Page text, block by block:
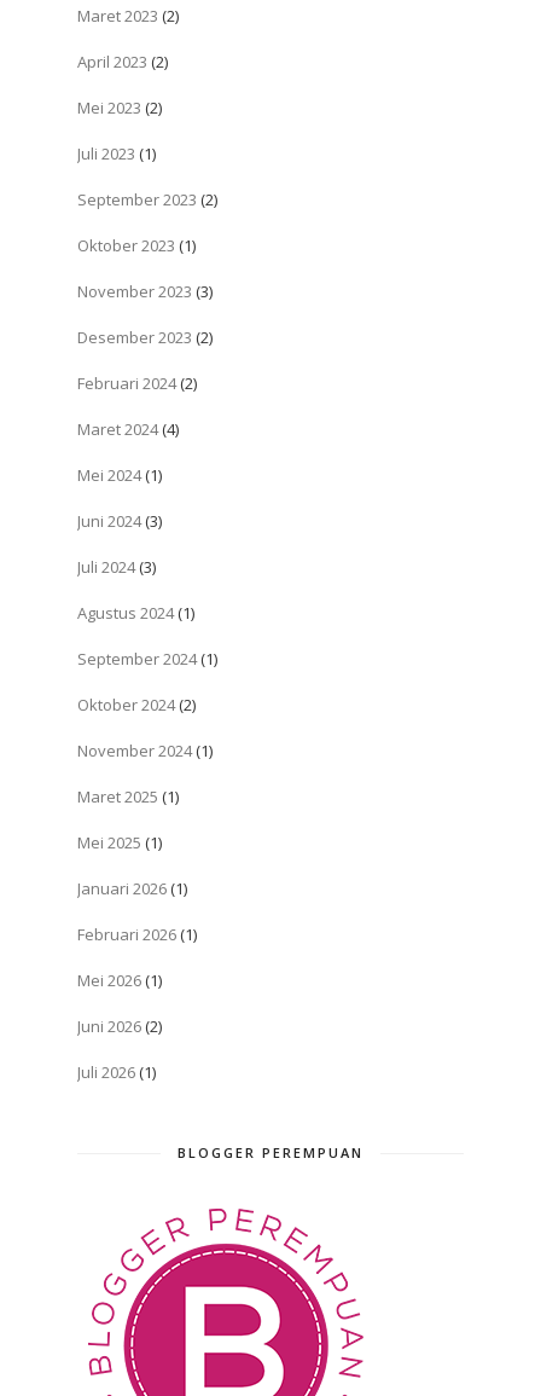
Maret 2023 (2)
April 2023 (2)
Mei 2023 (2)
Juli 2023 (1)
September 2023 (2)
Oktober 2023 (1)
November 2023 (3)
Desember 2023 (2)
Februari 2024(2)
Maret 2024(4)
Mei 2024(1)
Juni 2024(3)
Juli 2024(3)
Agustus 2024(1)
September 2024(1)
Oktober 2024(2)
November 2024(1)
Maret 2025 (1)
Mei 2025 (1)
Januari 2026 (1)
Februari 2026 (1)
Mei 2026 (1)
Juni 2026 (2)
Juli 2026 (1)
BLOGGER PEREMPUAN